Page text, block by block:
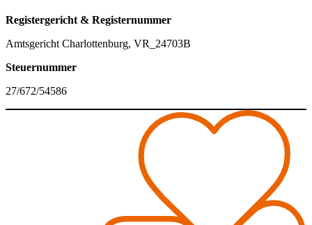
Registergericht & Registernummer
Amtsgericht Charlottenburg, VR_24703B
Steuernummer
27/672/54586